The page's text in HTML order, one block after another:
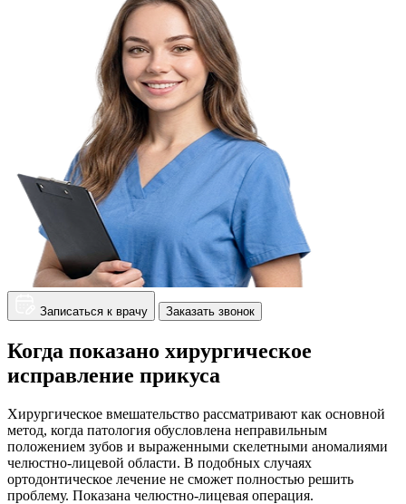
Записаться к врачу Заказать звонок
Когда показано хирургическое
исправление прикуса
Хирургическое вмешательство рассматривают как основной
метод, когда патология обусловлена неправильным
положением зубов и выраженными скелетными аномалиями
челюстно-лицевой области. В подобных случаях
ортодонтическое лечение не сможет полностью решить
проблему. Показана челюстно-лицевая операция.